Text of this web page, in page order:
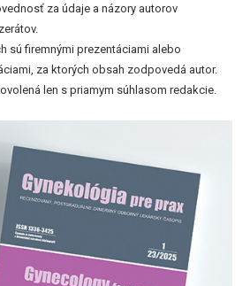
za údaje a názory autorov
sú firemnými prezentáciami alebo
za ktorých obsah zodpovedá autor.
len s priamym súhlasom redakcie.